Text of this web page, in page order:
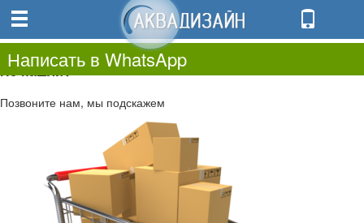
0.00
0
Не нашли?
Позвоните нам, мы подскажем
Написать в WhatsApp